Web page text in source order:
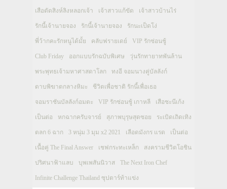
เสือตัดสิงห์ลิงหลอกเจ้า เจ้าสาวแก้ขัด เจ้าสาวบ้านไร่
รักนี้เจ้านายจอง รักนี้เจ้านายจอง รักนะเป็ดโง่
พี่ว้ากคะรักหนูได้มั้ย คลับฟรายเดย์ VIP รักซ่อนชู้
Club Friday ออกแบบรักฉบับพิเศษ วุ่นรักทายาทพันล้าน
พระพุทธเจ้ามหาศาสดาโลก ทงอี จอมนางคู่บัลลังก์
ดาบพิฆาตกลางหิมะ ชีวิตเพื่อชาติ รักนี้เพื่อเธอ
จอมราชันบัลลังก์อมตะ VIP รักซ่อนชู้ เกาหลี เสือชะนีเก้ง
เป็นต่อ หกฉากครับจารย์ สุภาพบุรุษสุดซอย ระเบิดเถิดเทิง
ตลก 6 ฉาก 3 หนุ่ม 3 มุม x2 2021 เลือดมังกร แรด เป็นต่อ
เนื้อคู่ The Final Answer เชฟกระทะเหล็ก สงครามชีวิตโอชิน
ปริศนาฟ้าแลบ บุพเพสันนิวาส The Next Iron Chef
Infinite Challenge Thailand ซุปตาร์ท้าแข่ง